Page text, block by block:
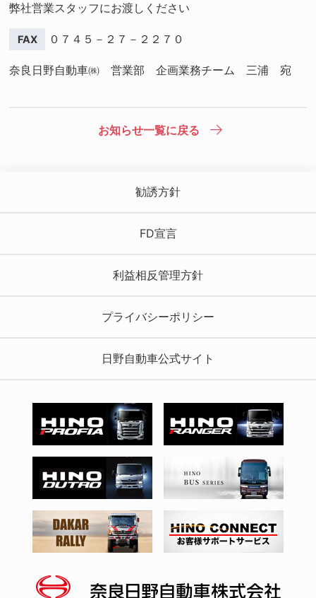
弊社営業スタッフにお渡しください
０７４５－２７－２２７０
奈良日野自動車㈱ 営業部 企画業務チーム 三浦 宛
お知らせ一覧に戻る
勧誘方針
FD宣言
利益相反管理方針
プライバシーポリシー
日野自動車公式サイト